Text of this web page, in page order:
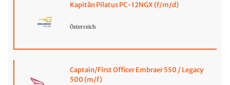
Kapitän Pilatus PC-12NGX (f/m/d)
Österreich
Captain/First Officer Embraer 550 / Legacy
500 (m/f)